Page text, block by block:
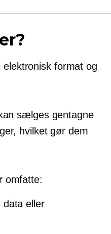
format og
sælges gentagne
hvilket gør dem
omfatte:
data eller